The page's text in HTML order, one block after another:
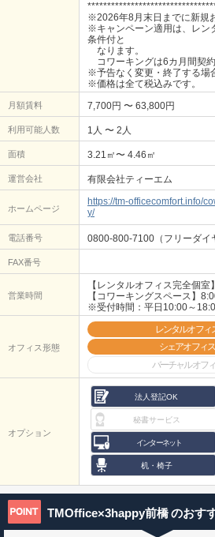
※2026年8月末日までに新規
※キャンペーン適用は、レン
条件付と
なります。
コワーキングは6カ月間契約
※予告なく変更・終了する場
※価格は全て税込みです。
月額賃料 7,700円 〜 63,800円
利用可能人数 1人 〜 2人
面積 3.21㎡〜 4.46㎡
運営会社 有限会社ティーエム
ホームページ
https://tm-officecomfort.info/
y/
電話番号 0800-800-7100（フリーダイ
FAX番号
営業時間
【レンタルオフィス完全個
【コワーキングスペース】
※受付時間：平日10:00～
オフィス形態
レンタルオフィ
シェアオフィス
バーチャルオフ
オプション
法人登記OK
秘書サービス
インターネット
机・椅子
TMOffice×3happy前橋のおす